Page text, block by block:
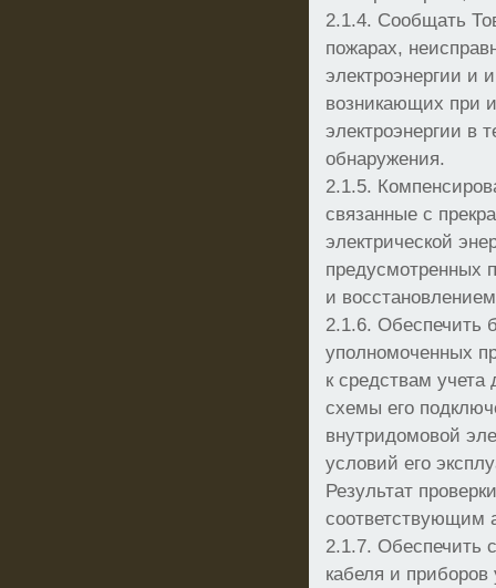
2.1.4. Сообщать
пожарах,
электроэнергии и
возникающих при
электроэнергии в
обнаружения.
2.1.5.
связанные с
электрической
предусмотренных
и
2.1.6. Обеспечить
уполномоченных
к средствам учета
схемы его
внутридомовой
условий его
Результат
соответствующим
2.1.7. Обеспечить
кабеля и приборов